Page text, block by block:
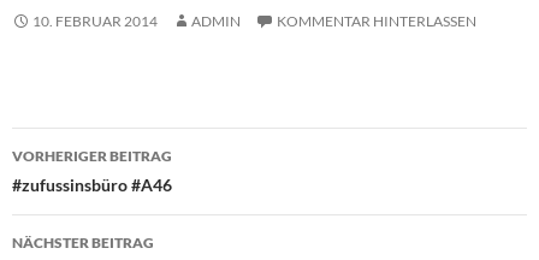
10. FEBRUAR 2014 ADMIN KOMMENTAR HINTERLASSEN
Beitragsnavigation
VORHERIGER BEITRAG
#zufussinsbüro #A46
NÄCHSTER BEITRAG